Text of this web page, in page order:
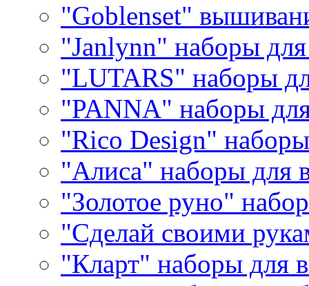
"Goblenset"
"Janlynn" наборы
"LUTARS" наборы
"PANNA" наборы
"Rico Design"
"Алиса" наборы для
"Золотое руно"
"Сделай своими
"Кларт" наборы для